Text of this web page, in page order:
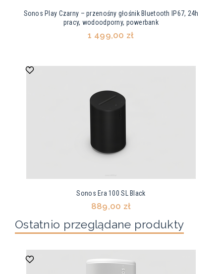
Sonos Play Czarny – przenośny głośnik Bluetooth IP67, 24h
pracy, wodoodporny, powerbank
1 499,00 zł
Sonos Era 100 SL Black
889,00 zł
Ostatnio przeglądane produkty